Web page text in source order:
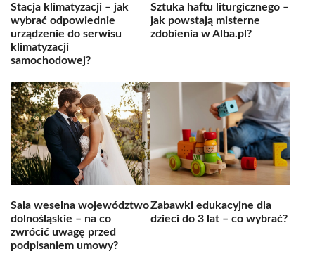
Stacja klimatyzacji – jak
wybrać odpowiednie
urządzenie do serwisu
klimatyzacji
samochodowej?
Sztuka haftu liturgicznego –
jak powstają misterne
zdobienia w Alba.pl?
Sala weselna województwo
dolnośląskie – na co
zwrócić uwagę przed
podpisaniem umowy?
Zabawki edukacyjne dla
dzieci do 3 lat – co wybrać?